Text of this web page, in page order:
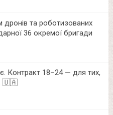
та роботизованих
36 окремої бригади
Контракт 18–24 — для тих,
🇺🇦